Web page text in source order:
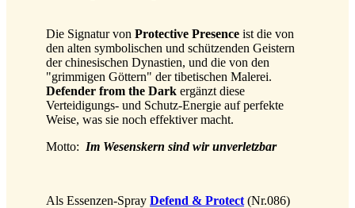
Die Signatur von Protective Presence ist die von
den alten symbolischen und schützenden Geistern
der chinesischen Dynastien, und die von den
"grimmigen Göttern" der tibetischen Malerei.
Defender from the Dark ergänzt diese
Verteidigungs- und Schutz-Energie auf perfekte
Weise, was sie noch effektiver macht.
Motto: Im Wesenskern sind wir unverletzbar
Als Essenzen-Spray Defend & Protect (Nr.086)